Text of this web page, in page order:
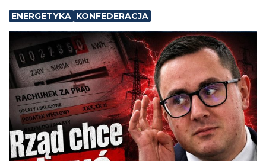
ENERGETYKA KONFEDERACJA